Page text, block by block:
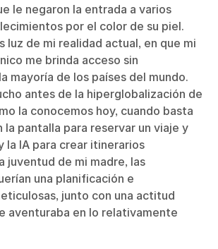
le negaron la entrada a varios
por el color de su piel.
luz de mi realidad actual, en que mi
me brinda acceso sin
mayoría de los países del mundo.
antes de la hiperglobalización de
la conocemos hoy, cuando basta
la pantalla para reservar un viaje y
la IA para crear itinerarios
juventud de mi madre, las
una planificación e
junto con una actitud
aventuraba en lo relativamente